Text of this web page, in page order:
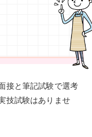
接と筆記試験で選考
技試験はありませ